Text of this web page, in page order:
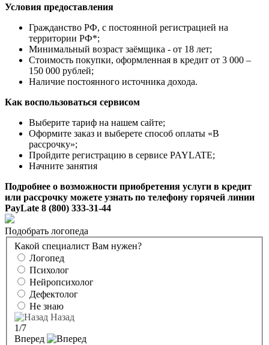
Условия предоставления
Гражданство РФ, с постоянной регистрацией на
территории РФ*;
Минимальный возраст заёмщика - от 18 лет;
Стоимость покупки, оформленная в кредит от 3 000 –
150 000 рублей;
Наличие постоянного источника дохода.
Как воспользоваться сервисом
Выберите тариф на нашем сайте;
Оформите заказ и выберете способ оплаты «В
рассрочку»;
Пройдите регистрацию в сервисе PAYLATE;
Начните занятия
Подробнее о возможности приобретения услуги в кредит
или рассрочку можете узнать по телефону горячей линии
PayLate 8 (800) 333-31-44
Подобрать логопеда
Какой специалист Вам нужен?
Логопед
Психолог
Нейропсихолог
Дефектолог
Не знаю
Назад
1/7
Вперед